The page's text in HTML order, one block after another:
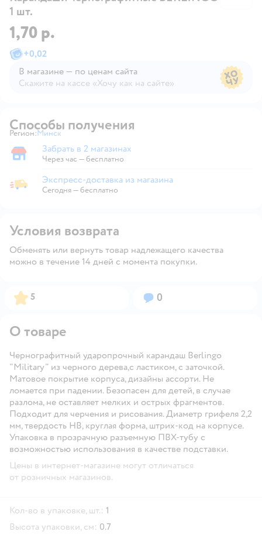
1 шт.
1,70 р.
+0,02
В магазине — по ценам сайта
Скажите на кассе «Хочу как на сайте»
Способы получения
Регион: Выбор адреса доставки.
Минск
Забрать в магазине
Забрать в 2 магазинах
Через час — бесплатно
Экспресс-доставка из магазина
Экспресс-доставка из магазина
Сегодня—бесплатно
Условия возврата
Обменять или вернуть товар надлежащего качества
можно в течение 14 дней с момента покупки.
Рейтинг:
5 Вопросов:
0
О товаре
Чернографитный ударопрочный карандаш Berlingo
"Military" из черного дерева,с ластиком, с заточкой.
Матовое покрытие корпуса, дизайны ассорти. Не
ломается при падении. Безопасен для детей, в случае
разлома, не оставляет мелких и острых фрагментов.
Подходит для черчения и рисования. Диаметр грифеля 2,2
мм, твердость HB, круглая форма, штрих-код на корпусе.
Упаковка в прозрачную разъемную ПВХ-тубу с
возможностью использования в качестве подставки.
Цены в интернет-магазине могут отличаться
от розничных магазинов.
Кол-во в упаковке, шт.: 1
Высота упаковки, см: 0.7